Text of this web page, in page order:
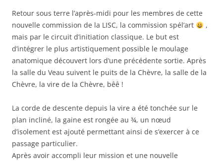
Retour sous terre l’après-midi pour les membres de cette
nouvelle commission de la LISC, la commission spél’art
,
mais par le circuit d’initiation classique. Le but est
d’intégrer le plus artistiquement possible le moulage
anatomique découvert lors d’une précédente sortie. Après
la salle du Veau suivent le puits de la Chèvre, la salle de la
Chèvre, la vire de la Chèvre, bêê !
La corde de descente depuis la vire a été tonchée sur le
plan incliné, la gaine est rongée au ¾, un nœud
d’isolement est ajouté permettant ainsi de s’exercer à ce
passage particulier.
Après avoir accompli leur mission et une nouvelle